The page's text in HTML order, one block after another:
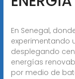
En Senegal,
experimentando
desplegando
energías
por medio de